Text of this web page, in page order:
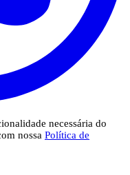
necessária do
nossa Política de